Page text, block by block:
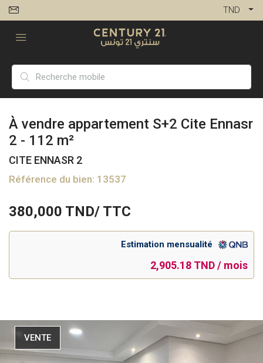
TND
À vendre appartement S+2 Cite Ennasr
2 - 112 m²
CITE ENNASR 2
Référence du bien: 13537
380,000 TND/ TTC
Estimation mensualité
2,905.18 TND / mois
VENTE